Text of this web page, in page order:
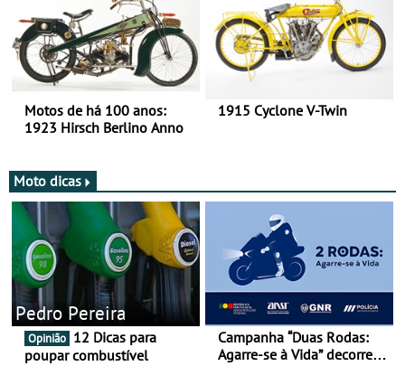
Motos de há 100 anos:
1923 Hirsch Berlino Anno
1915 Cyclone V-Twin
Moto dicas
Pedro Pereira
Opinião
poupar combustível
Campanha “Duas Rodas:
Agarre-se à Vida” decorre